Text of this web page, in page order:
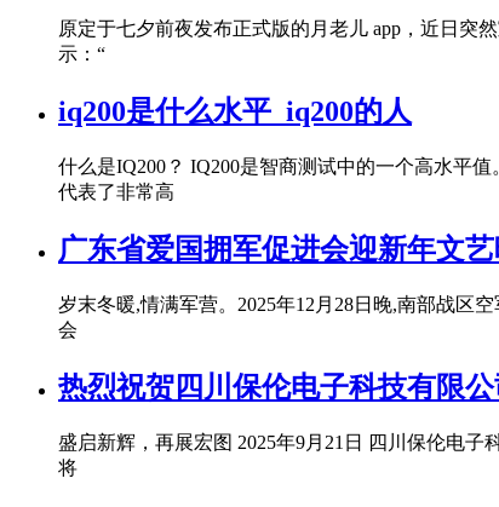
原定于七夕前夜发布正式版的月老儿 app，近日突
示：“
iq200是什么水平_iq200的人
什么是IQ200？ IQ200是智商测试中的一个高水平
代表了非常高
广东省爱国拥军促进会迎新年文
岁末冬暖,情满军营。2025年12月28日晚,南部战区
会
热烈祝贺四川保伦电子科技有限
盛启新辉，再展宏图 2025年9月21日 四川保伦电
将